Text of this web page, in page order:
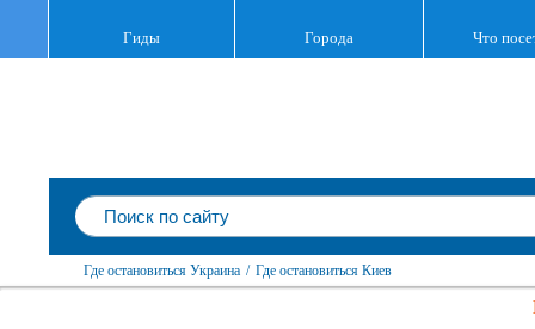
Гиды Города Что
Где остановиться Украина / Где остановиться Киев